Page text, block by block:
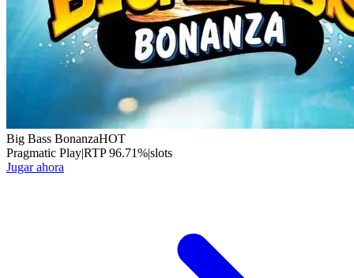
Big Bass BonanzaHOT
Pragmatic Play|RTP96.71%|slots
Jugar ahora